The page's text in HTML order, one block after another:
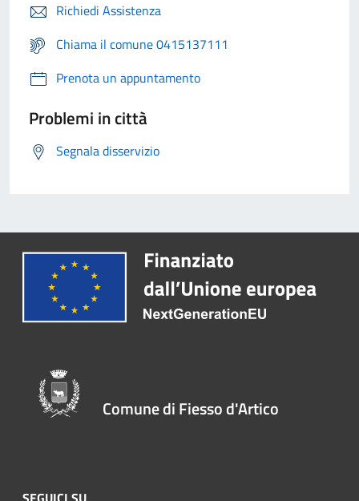
Richiedi Assistenza
Chiama il comune 0415137111
Prenota un appuntamento
Problemi in città
Segnala disservizio
Comune di Fiesso d'Artico